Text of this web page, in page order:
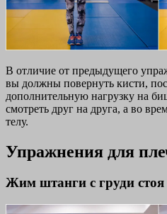
В отличие от предыдущего
вы должны повернуть кисти,
дополнительную нагрузку на
смотреть друг на друга, а во
телу.
Упражнения для
Жим штанги с груди стоя